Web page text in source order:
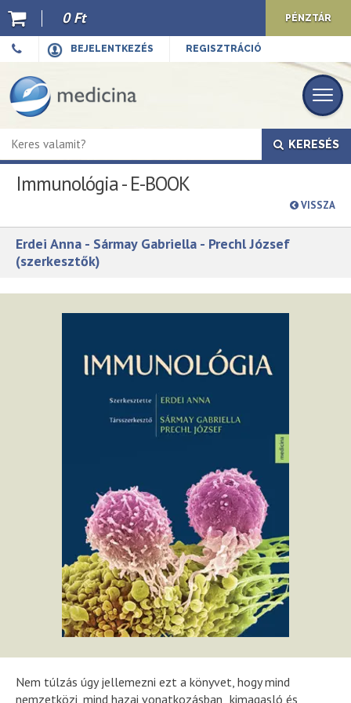
BEJELENTKEZÉS REGISZTRÁCIÓ
0 Ft PÉNZTÁR
KERESÉS
Immunológia - E-BOOK
Erdei Anna - Sármay Gabriella - Prechl József
(szerkesztők)
VISSZA
Nem túlzás úgy jellemezni ezt a könyvet, hogy mind
nemzetközi, mind hazai vonatkozásban „kimagasló és
Ajánló
Kiadványaink
E-book
Újdonságok
Akciók
Hírek